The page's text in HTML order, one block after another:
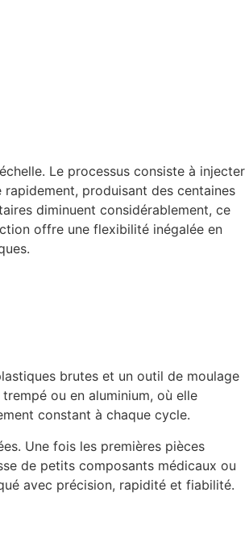
Le processus consiste à injecter
produisant des centaines
diminuent considérablement, ce
offre une flexibilité inégalée en
brutes et un outil de moulage
ou en aluminium, où elle
constant à chaque cycle.
Une fois les premières pièces
de petits composants médicaux ou
avec précision, rapidité et fiabilité.